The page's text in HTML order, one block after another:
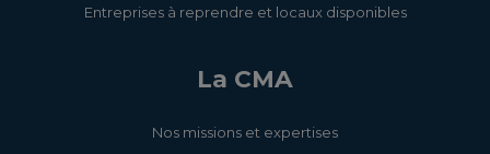
Entreprises à reprendre et locaux disponibles
La CMA
Nos missions et expertises